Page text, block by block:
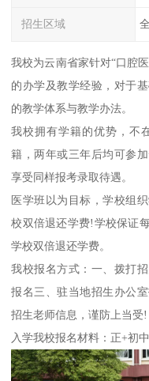
招生区域
我校为云南省家针对“口腔
的办学及教学经验，对于
的教学体系与教学办法。
我校拥有学籍的优势，不
籍，两年或三年后均可参
享受同样报考录取待遇。
医学班以为目标，学校组
校双倍退还学费!学校保证
学校双倍退还学费。
我校报名方式：一、拨打
报名三、驻当地招生办公
招生老师信息，谨防上当受!
入学我校报名材料：正+初